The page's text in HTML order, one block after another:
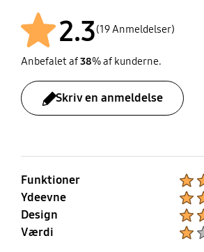
2.3(19 Anmeldelser)
Anbefalet af38% af kunderne.
Skriv en anmeldelse
Funktioner
Ydeevne
Design
Værdi